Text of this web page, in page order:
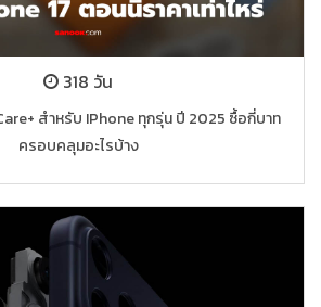
318 วัน
สำหรับ IPhone ทุกรุ่น ปี 2025 ซื้อกี่บาท
ครอบคลุมอะไรบ้าง